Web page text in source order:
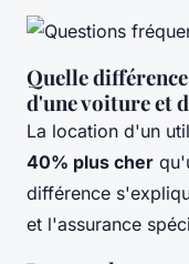
Quelle
d'une voiture et
La location d'un
40% plus cher
différence
et l'assurance